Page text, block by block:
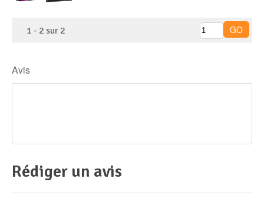
1 - 2 sur 2
Avis
Rédiger un avis